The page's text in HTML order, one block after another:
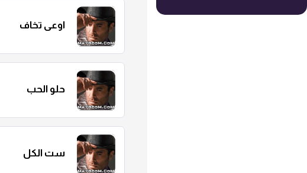
اوعى تخاف
حلو الحب
ست الكل